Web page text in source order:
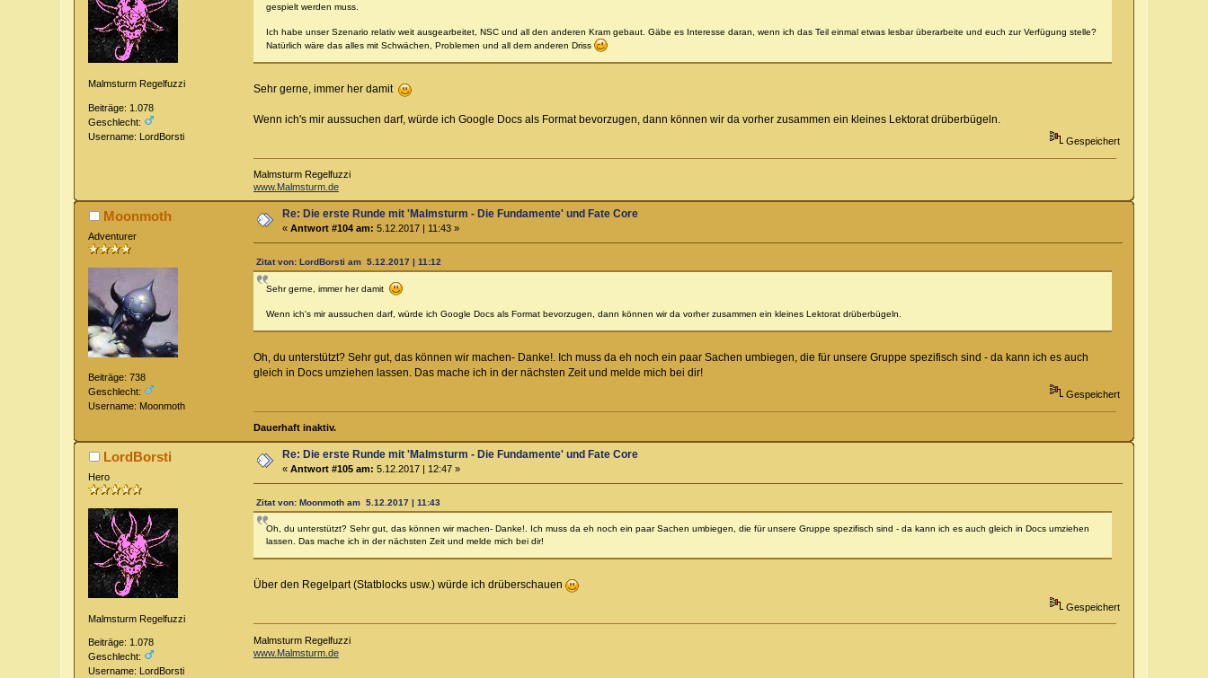
Malmsturm Regelfuzzi
Beiträge: 1.078
Geschlecht:
Username: LordBorsti
gespielt werden muss.
Ich habe unser Szenario relativ weit ausgearbeitet, NSC und all den anderen Kram gebaut. Gäbe es Interesse daran, wenn ich das Teil einmal etwas lesbar überarbeite und euch zur Verfügung stelle?
Natürlich wäre das alles mit Schwächen, Problemen und all dem anderen Driss
Sehr gerne, immer her damit
Wenn ich's mir aussuchen darf, würde ich Google Docs als Format bevorzugen, dann können wir da vorher zusammen ein kleines Lektorat drüberbügeln.
Gespeichert
Malmsturm Regelfuzzi
www.Malmsturm.de
Moonmoth
Adventurer
Beiträge: 738
Geschlecht:
Username: Moonmoth
Re: Die erste Runde mit 'Malmsturm - Die Fundamente' und Fate Core
«Antwort #104 am: 5.12.2017 | 11:43 »
Zitat von: LordBorsti am 5.12.2017 | 11:12
Sehr gerne, immer her damit
Wenn ich's mir aussuchen darf, würde ich Google Docs als Format bevorzugen, dann können wir da vorher zusammen ein kleines Lektorat drüberbügeln.
Oh, du unterstützt? Sehr gut, das können wir machen- Danke!. Ich muss da eh noch ein paar Sachen umbiegen, die für unsere Gruppe spezifisch sind - da kann ich es auch
gleich in Docs umziehen lassen. Das mache ich in der nächsten Zeit und melde mich bei dir!
Gespeichert
Dauerhaft inaktiv.
LordBorsti
Hero
Malmsturm Regelfuzzi
Beiträge: 1.078
Geschlecht:
Username: LordBorsti
Re: Die erste Runde mit 'Malmsturm - Die Fundamente' und Fate Core
«Antwort #105 am: 5.12.2017 | 12:47 »
Zitat von: Moonmoth am 5.12.2017 | 11:43
Oh, du unterstützt? Sehr gut, das können wir machen- Danke!. Ich muss da eh noch ein paar Sachen umbiegen, die für unsere Gruppe spezifisch sind - da kann ich es auch gleich in Docs umziehen
lassen. Das mache ich in der nächsten Zeit und melde mich bei dir!
Über den Regelpart (Statblocks usw.) würde ich drüberschauen
Gespeichert
Malmsturm Regelfuzzi
www.Malmsturm.de